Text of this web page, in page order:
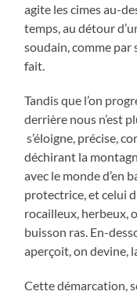
agite les cimes au-
temps, au détour
soudain, comme par
fait.
Tandis que l’on
derrière nous n’est
s’éloigne, précise,
déchirant la
avec le monde d’en
protectrice, et celui
rocailleux, herbeux,
buisson ras. En-
aperçoit, on devine,
Cette démarcation,